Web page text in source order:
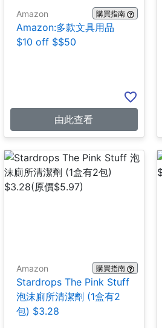
Amazon 購買指南
Amazon:多款文具用品
$10 off $$50
由此查看
Amazon 購買指南
Stardrops The Pink Stuff
泡沫廁所清潔劑 (1盒有2
包) $3.28